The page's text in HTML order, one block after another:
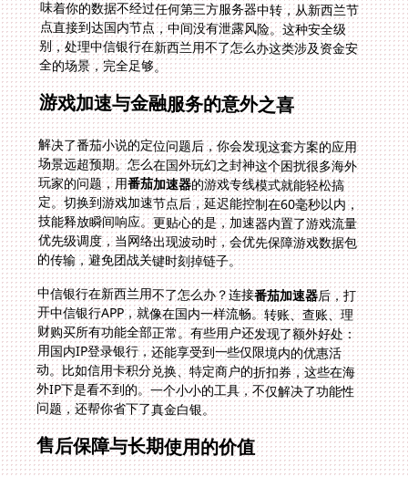
全的场景，完全足够。
游戏加速与金融服务的意外之喜
解决了番茄小说的定位问题后，你会发现这套方案的应用
场景远超预期。怎么在国外玩幻之封神这个困扰很多海外
玩家的问题，用番茄加速器的游戏专线模式就能轻松搞
定。切换到游戏加速节点后，延迟能控制在60毫秒以内，
技能释放瞬间响应。更贴心的是，加速器内置了游戏流量
优先级调度，当网络出现波动时，会优先保障游戏数据包
的传输，避免团战关键时刻掉链子。
中信银行在新西兰用不了怎么办？连接番茄加速器后，打
开中信银行APP，就像在国内一样流畅。转账、查账、理
财购买所有功能全部正常。有些用户还发现了额外好处：
用国内IP登录银行，还能享受到一些仅限境内的优惠活
动。比如信用卡积分兑换、特定商户的折扣券，这些在海
外IP下是看不到的。一个小小的工具，不仅解决了功能性
问题，还帮你省下了真金白银。
售后保障与长期使用的价值